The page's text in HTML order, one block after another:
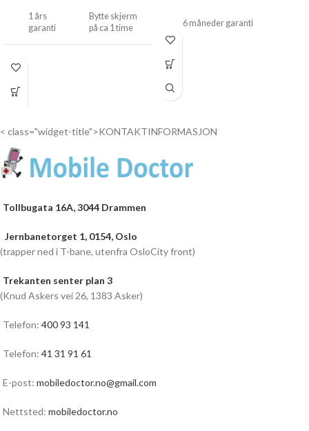
1 års
garanti
Bytte skjerm
på ca 1 time
6 måneder garanti
< class="widget-title">KONTAKTINFORMASJON
Tollbugata 16A, 3044 Drammen
Jernbanetorget 1, 0154, Oslo
(trapper ned i T-bane, utenfra OsloCity front)
Trekanten senter plan 3
(Knud Askers vei 26, 1383 Asker)
Telefon: 400 93 141
Telefon: 41 31 91 61
E-post: mobiledoctor.no@gmail.com
Nettsted: mobiledoctor.no